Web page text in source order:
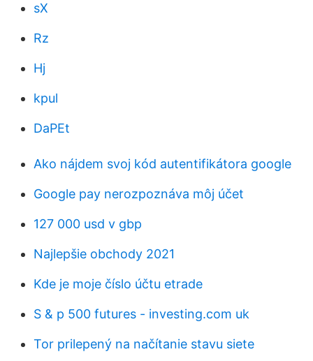
sX
Rz
Hj
kpul
DaPEt
Ako nájdem svoj kód autentifikátora google
Google pay nerozpoznáva môj účet
127 000 usd v gbp
Najlepšie obchody 2021
Kde je moje číslo účtu etrade
S & p 500 futures - investing.com uk
Tor prilepený na načítanie stavu siete